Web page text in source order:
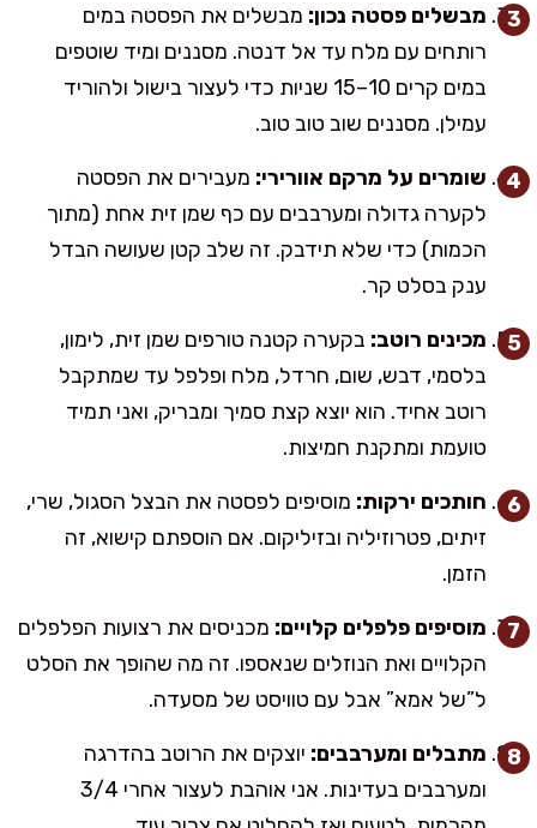
מבשלים פסטה נכון: מבשלים את הפסטה במים
רותחים עם מלח עד אל דנטה. מסננים ומיד שוטפים
במים קרים 10–15 שניות כדי לעצור בישול ולהוריד
עמילן. מסננים שוב טוב טוב.
שומרים על מרקם אוורירי: מעבירים את הפסטה
לקערה גדולה ומערבבים עם כף שמן זית אחת (מתוך
הכמות) כדי שלא תידבק. זה שלב קטן שעושה הבדל
ענק בסלט קר.
מכינים רוטב: בקערה קטנה טורפים שמן זית, לימון,
בלסמי, דבש, שום, חרדל, מלח ופלפל עד שמתקבל
רוטב אחיד. הוא יוצא קצת סמיך ומבריק, ואני תמיד
טועמת ומתקנת חמיצות.
חותכים ירקות: מוסיפים לפסטה את הבצל הסגול, שרי,
זיתים, פטרוזיליה ובזיליקום. אם הוספתם קישוא, זה
הזמן.
מוסיפים פלפלים קלויים: מכניסים את רצועות הפלפלים
הקלויים ואת הנוזלים שנאספו. זה מה שהופך את הסלט
ל”של אמא” אבל עם טוויסט של מסעדה.
מתבלים ומערבבים: יוצקים את הרוטב בהדרגה
ומערבבים בעדינות. אני אוהבת לעצור אחרי 3/4